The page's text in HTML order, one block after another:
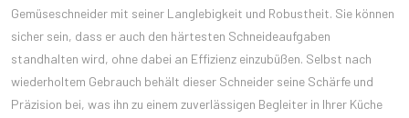
Gemüseschneider mit seiner Langlebigkeit und Robustheit. Sie können
sicher sein, dass er auch den härtesten Schneideaufgaben
standhalten wird, ohne dabei an Effizienz einzubüßen. Selbst nach
wiederholtem Gebrauch behält dieser Schneider seine Schärfe und
Präzision bei, was ihn zu einem zuverlässigen Begleiter in Ihrer Küche